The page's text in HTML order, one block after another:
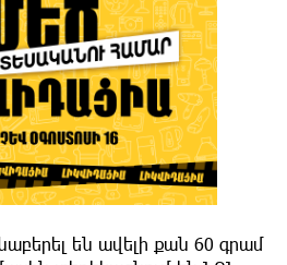
են ավելի քան 60 գրամ